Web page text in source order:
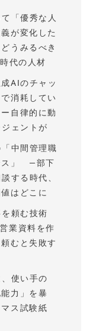
「優秀な人
が変化した
うみるべき
代の人材
AIのチャッ
で消耗してい
自律的に動
ェントが
中間管理職
ス」 —部下
する時代、
はどこに
を頼む技術
業資料を作
むと失敗す
使い手の
能力」を暴
ス試験紙